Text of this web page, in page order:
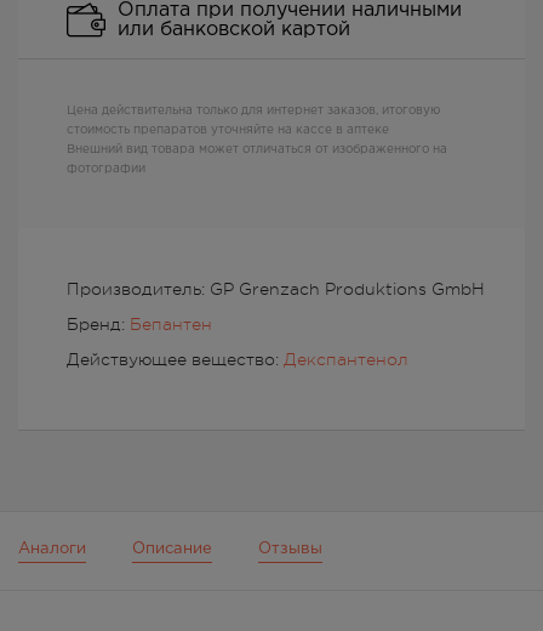
Производитель: GP Grenzach Produktions GmbH
Бренд: Бепантен
Действующее вещество: Декспантенол
Оплата при получении наличными
или банковской картой
Цена действительна только для интернет заказов, итоговую
стоимость препаратов уточняйте на кассе в аптеке
Внешний вид товара может отличаться от изображенного на
фотографии
Аналоги Описание Отзывы